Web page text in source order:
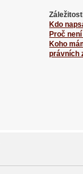
Kdo
Proč
Koho
právních